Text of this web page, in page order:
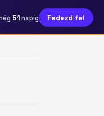
51 napig Fedezd fel